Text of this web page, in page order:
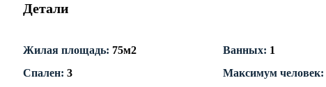
Детали
Жилая площадь: 75м2
Спален: 3
Ванных: 1
Максимум человек: